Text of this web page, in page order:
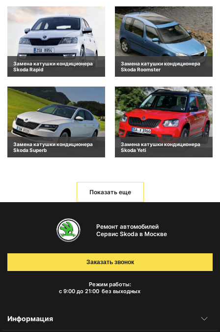
Замена катушки кондиционера
Skoda Rapid
Замена катушки кондиционера
Skoda Roomster
Замена катушки кондиционера
Skoda Superb
Замена катушки кондиционера
Skoda Yeti
Показать еще
Ремонт автомобилей
Сервис Skoda в Москве
Режим работы:
с 9:00 до 21:00 без выходных
Заказать звонок
Информация